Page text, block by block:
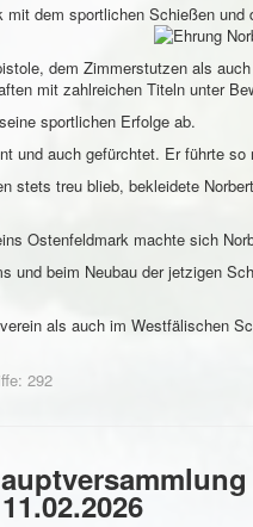
dem sportlichen Schießen
dem Zimmerstutzen als
mit zahlreichen Titeln unter
sportlichen Erfolge ab.
und auch gefürchtet. Er führte
stets treu blieb, bekleidete
Ostenfeldmark machte sich
beim Neubau der jetzigen
als auch im Westfälischen
292
11.02.2026